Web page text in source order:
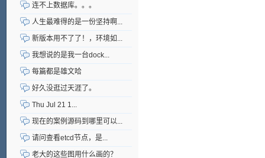
连不上数据库。。。
人生最难得的是一份坚持啊...
新版本用不了了！，环境如...
我想说的是我一台dock...
每篇都是雄文哈
好久没逛过天涯了。
Thu Jul 21 1...
现在的案例源码到哪里可以...
请问查看etcd节点，是...
老大的这些图用什么画的？